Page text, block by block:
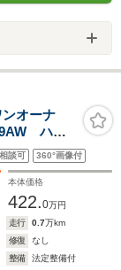
オーナ
ハー
ップディ
ラ シート
談可 360°画像付
本体価格
422.0万円
走行 0.7万km
修復
なし
整備
法定整備付